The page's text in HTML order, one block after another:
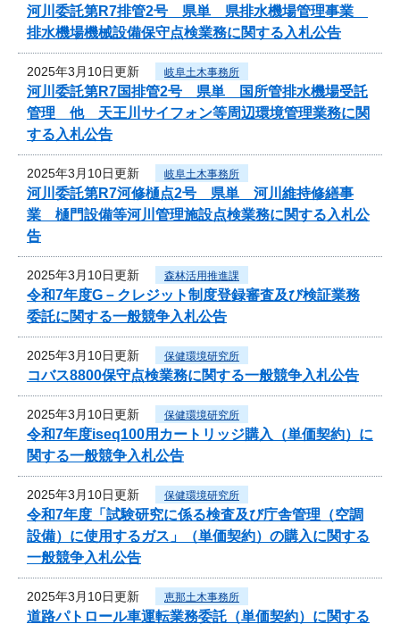
河川委託第R7排管2号 県単 県排水機場管理事業
排水機場機械設備保守点検業務に関する入札公告
2025年3月10日更新 岐阜土木事務所
河川委託第R7国排管2号 県単 国所管排水機場受託
管理 他 天王川サイフォン等周辺環境管理業務に関
する入札公告
2025年3月10日更新 岐阜土木事務所
河川委託第R7河修樋点2号 県単 河川維持修繕事
業 樋門設備等河川管理施設点検業務に関する入札公
告
2025年3月10日更新 森林活用推進課
令和7年度G－クレジット制度登録審査及び検証業務
委託に関する一般競争入札公告
2025年3月10日更新 保健環境研究所
コバス8800保守点検業務に関する一般競争入札公告
2025年3月10日更新 保健環境研究所
令和7年度iseq100用カートリッジ購入（単価契約）に
関する一般競争入札公告
2025年3月10日更新 保健環境研究所
令和7年度「試験研究に係る検査及び庁舎管理（空調
設備）に使用するガス」（単価契約）の購入に関する
一般競争入札公告
2025年3月10日更新 恵那土木事務所
道路パトロール車運転業務委託（単価契約）に関する